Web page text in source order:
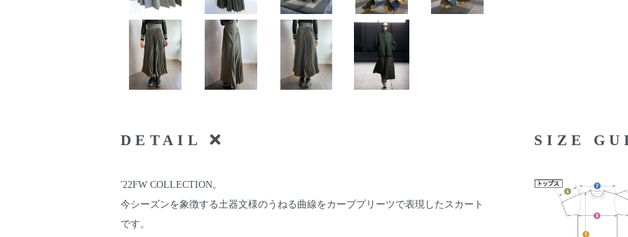
DETAIL
'22FW COLLECTION。
今シーズンを象徴する土器文様のうねる曲線をカーブプリーツで表現したスカート
です。
SIZE